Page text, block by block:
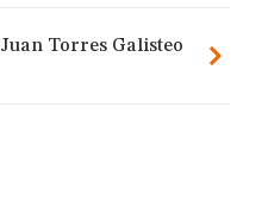
Torres Galisteo